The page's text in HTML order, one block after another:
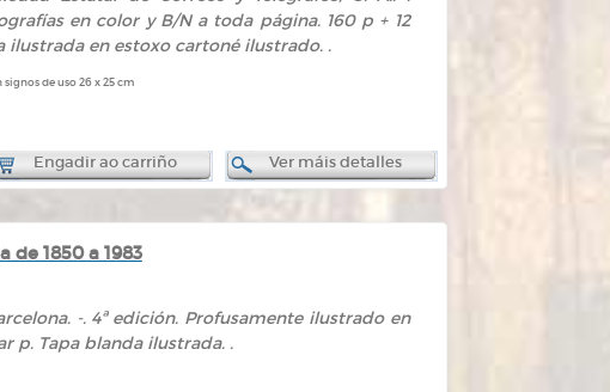
en color y B/N a toda página. 160 p + 12
ilustrada en estoxo cartoné ilustrado. .
de uso 26 x 25 cm
Engadir ao carriño Ver máis detalles
de 1850 a 1983
-. 4ª edición. Profusamente ilustrado en
p. Tapa blanda ilustrada. .